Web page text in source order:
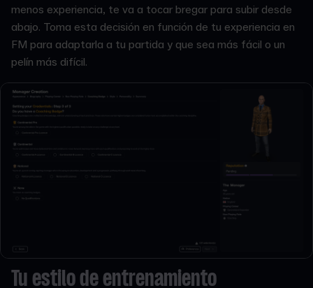
menos experiencia, te va a tocar bregar para subir desde
abajo. Toma esta decisión en función de tu experiencia en
FM para adaptarla a tu partida y que sea más fácil o un
pelín más difícil.
Tu estilo de entrenamiento